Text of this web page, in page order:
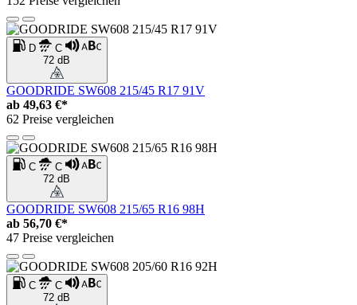
D
C
72 dB
GOODRIDE SW608 215/45 R17 91V
ab 49,63 €*
62 Preise vergleichen
C
C
72 dB
GOODRIDE SW608 215/65 R16 98H
ab 56,70 €*
47 Preise vergleichen
C
C
72 dB